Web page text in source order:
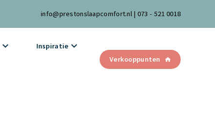
info@prestonslaapcomfort.nl | 073 - 521 0018
Inspiratie
Verkooppunten